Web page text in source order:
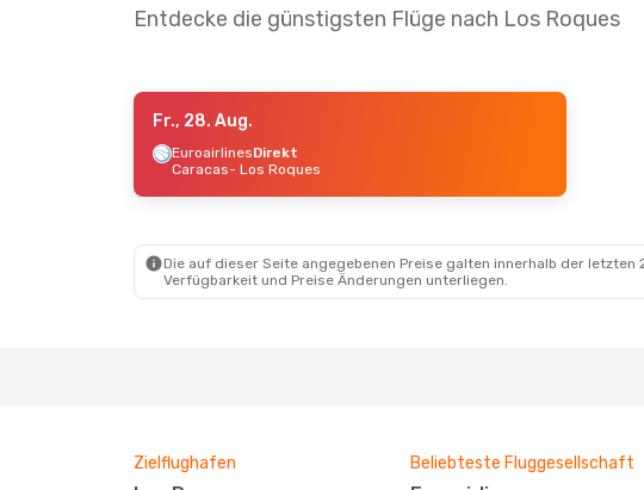
Entdecke die günstigsten Flüge nach Los Roques
- Do., 24. Sept.
- Los Roques
Fr., 28. Aug.
EuroairlinesDirekt
Caracas- Los Roques
Die auf dieser Seite angegebenen Preise galten innerhalb der
Verfügbarkeit und Preise Änderungen unterliegen.
Zielflughafen Beliebteste Fluggesellschaft